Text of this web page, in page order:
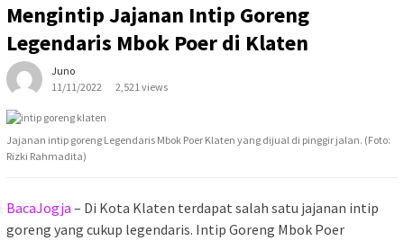
Mengintip Jajanan Intip Goreng
Legendaris Mbok Poer di Klaten
Juno
11/11/2022
2,521 views
Jajanan intip goreng Legendaris Mbok Poer Klaten yang dijual di pinggir jalan. (Foto:
Rizki Rahmadita)
BacaJogja – Di Kota Klaten terdapat salah satu jajanan intip
goreng yang cukup legendaris. Intip Goreng Mbok Poer